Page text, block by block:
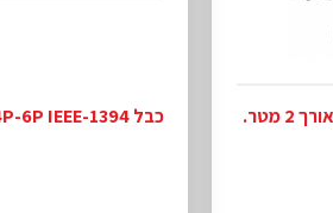
כבל 4P-6P IEEE-1394 באורך 4.5